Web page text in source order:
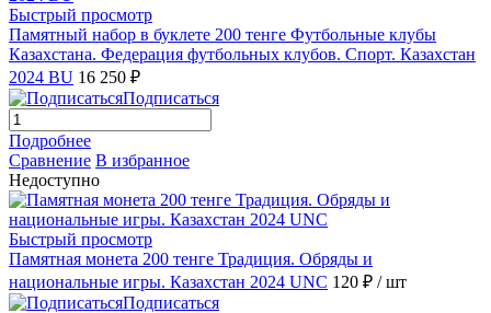
Быстрый просмотр
Памятный набор в буклете 200 тенге Футбольные клубы
Казахстана. Федерация футбольных клубов. Спорт. Казахстан
2024 BU 16 250 ₽
Подписаться
Подробнее
Сравнение В избранное
Недоступно
Быстрый просмотр
Памятная монета 200 тенге Традиция. Обряды и
национальные игры. Казахстан 2024 UNC 120 ₽ / шт
Подписаться